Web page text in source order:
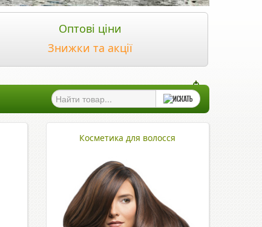
Оптові ціни
Знижки та акції
Косметика для волосся